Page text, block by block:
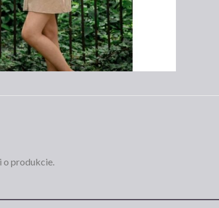
o produkcie.